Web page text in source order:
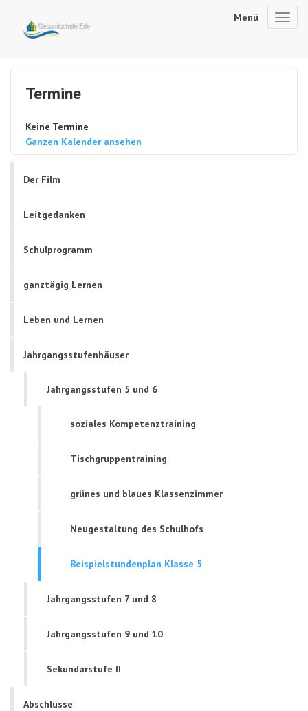
Menü
Termine
Keine Termine
Ganzen Kalender ansehen
Der Film
Leitgedanken
Schulprogramm
ganztägig Lernen
Leben und Lernen
Jahrgangsstufenhäuser
Jahrgangsstufen 5 und 6
soziales Kompetenztraining
Tischgruppentraining
grünes und blaues Klassenzimmer
Neugestaltung des Schulhofs
Beispielstundenplan Klasse 5
Jahrgangsstufen 7 und 8
Jahrgangsstufen 9 und 10
Sekundarstufe II
Abschlüsse